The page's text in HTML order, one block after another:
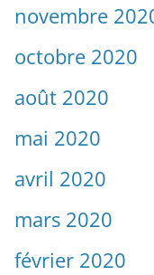
novembre
octobre 2020
août 2020
mai 2020
avril 2020
mars 2020
février 2020